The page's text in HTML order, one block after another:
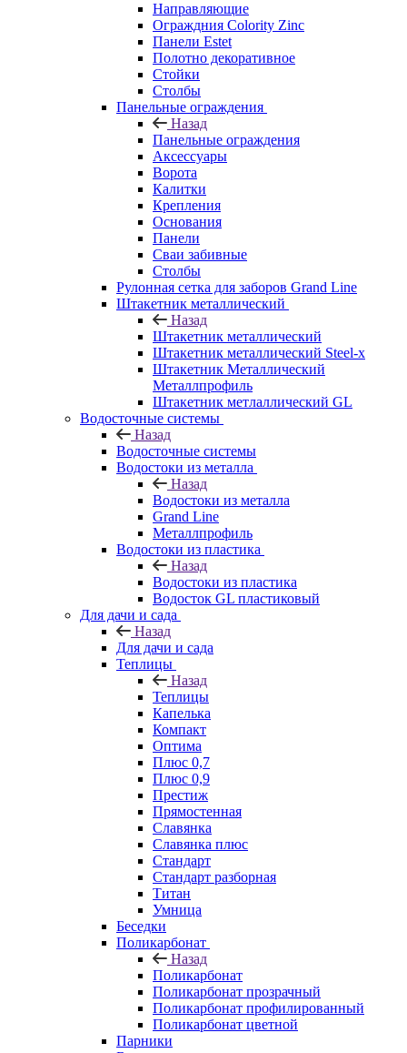
Направляющие
Ограждния Colority Zinc
Панели Estet
Полотно декоративное
Стойки
Столбы
Панельные ограждения
Назад
Панельные ограждения
Аксессуары
Ворота
Калитки
Крепления
Основания
Панели
Сваи забивные
Столбы
Рулонная сетка для заборов Grand Line
Штакетник металлический
Назад
Штакетник металлический
Штакетник металлический Steel-x
Штакетник Металлический
Металлпрофиль
Штакетник метлаллический GL
Водосточные системы
Назад
Водосточные системы
Водостоки из металла
Назад
Водостоки из металла
Grand Line
Металлпрофиль
Водостоки из пластика
Назад
Водостоки из пластика
Водосток GL пластиковый
Для дачи и сада
Назад
Для дачи и сада
Теплицы
Назад
Теплицы
Капелька
Компакт
Оптима
Плюс 0,7
Плюс 0,9
Престиж
Прямостенная
Славянка
Славянка плюс
Стандарт
Стандарт разборная
Титан
Умница
Беседки
Поликарбонат
Назад
Поликарбонат
Поликарбонат прозрачный
Поликарбонат профилированный
Поликарбонат цветной
Парники